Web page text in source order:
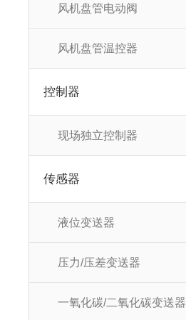
风机盘管电动阀
风机盘管温控器
控制器
现场独立控制器
传感器
液位变送器
压力/压差变送器
一氧化碳/二氧化碳变送器